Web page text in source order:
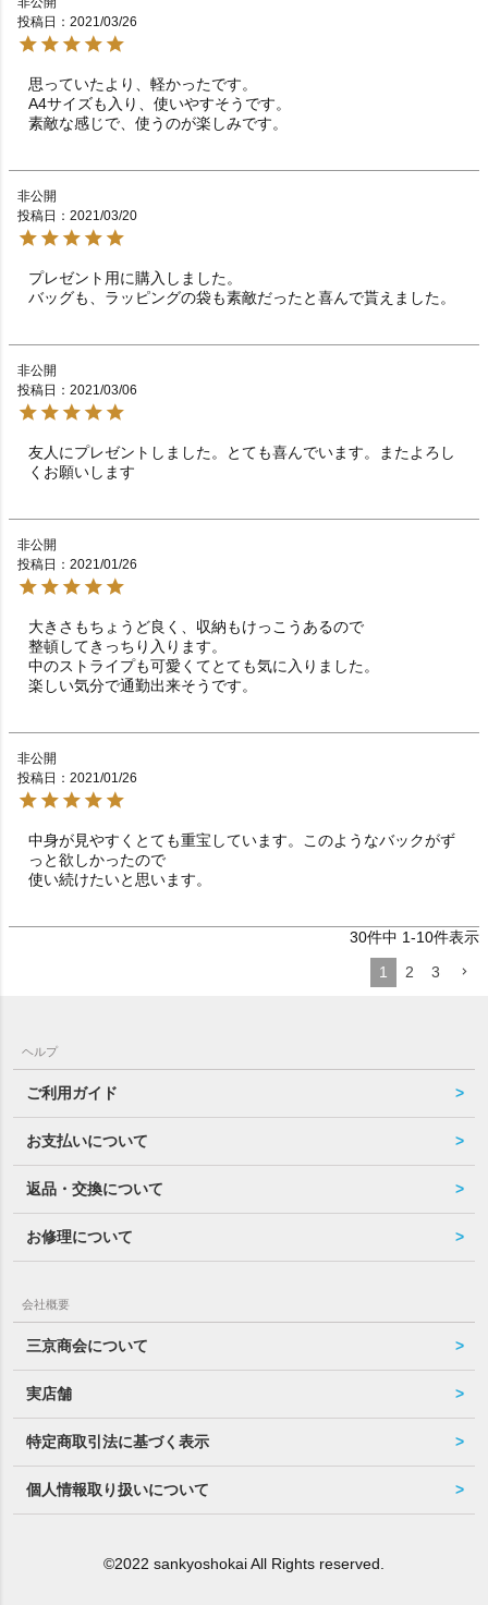
投稿日
2021/03/26
思っていたより、軽かったです。
A4サイズも入り、使いやすそうです。
非公開
投稿日
2021/03/20
プレゼント用に購入しました。
バッグも、ラッピングの袋も素敵だったと喜んで貰えました。
非公開
投稿日
2021/03/06
友人にプレゼントしました。とても喜んでいます。またよろし
くお願いします
非公開
投稿日
2021/01/26
大きさもちょうど良く、収納もけっこうあるので
整頓してきっちり入ります。
中のストライプも可愛くてとても気に入りました。
楽しい気分で通勤出来そうです。
非公開
投稿日
2021/01/26
中身が見やすくとても重宝しています。このようなバックがず
っと欲しかったので
使い続けたいと思います。
30件中 1-10件表示
1
2 3
ヘルプ
ご利用ガイド
お支払いについて
返品・交換について
お修理について
会社概要
三京商会について
実店舗
特定商取引法に基づく表示
個人情報取り扱いについて
©2022 sankyoshokai All Rights reserved.